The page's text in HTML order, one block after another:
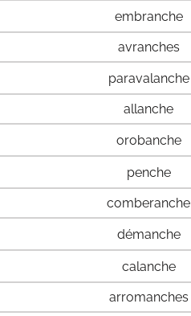
embranche
avranches
paravalanche
allanche
orobanche
penche
comberanche
démanche
calanche
arromanches